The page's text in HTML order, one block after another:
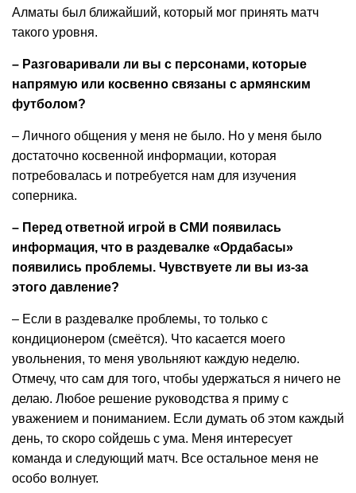
Алматы был ближайший, который мог принять матч
такого уровня.
– Разговаривали ли вы с персонами, которые
напрямую или косвенно связаны с армянским
футболом?
– Личного общения у меня не было. Но у меня было
достаточно косвенной информации, которая
потребовалась и потребуется нам для изучения
соперника.
– Перед ответной игрой в СМИ появилась
информация, что в раздевалке «Ордабасы»
появились проблемы. Чувствуете ли вы из-за
этого давление?
– Если в раздевалке проблемы, то только с
кондиционером (смеётся). Что касается моего
увольнения, то меня увольняют каждую неделю.
Отмечу, что сам для того, чтобы удержаться я ничего не
делаю. Любое решение руководства я приму с
уважением и пониманием. Если думать об этом каждый
день, то скоро сойдешь с ума. Меня интересует
команда и следующий матч. Все остальное меня не
особо волнует.